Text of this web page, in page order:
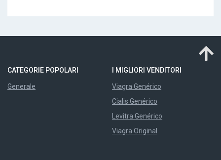
CATEGORIE POPOLARI
Generale
I MIGLIORI VENDITORI
Viagra Genérico
Cialis Genérico
Levitra Genérico
Viagra Original